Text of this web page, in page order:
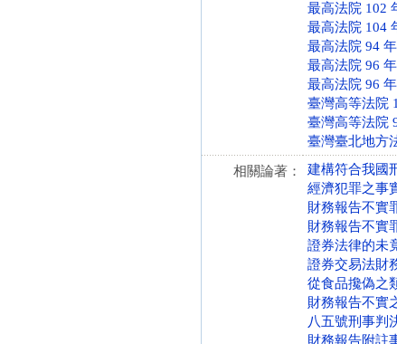
最高法院 102
最高法院 104
最高法院 94
最高法院 96
最高法院 96
臺灣高等法院
臺灣高等法院
臺灣臺北地方
相關論著：
建構符合我國
經濟犯罪之事
財務報告不實
財務報告不實
證券法律的未
證券交易法財
從食品攙偽之
財務報告不實
八五號刑事判
財務報告附註